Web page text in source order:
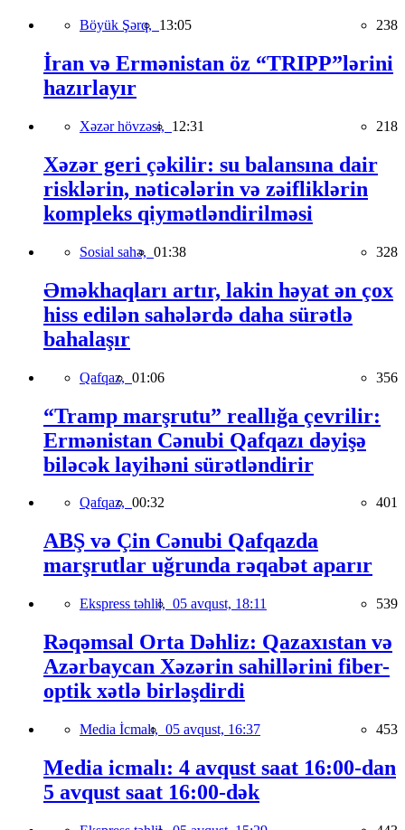
Böyük Şərq, 13:05 238
İran və Ermənistan öz “TRIPP”lərini
hazırlayır
Xəzər hövzəsi, 12:31 218
Xəzər geri çəkilir: su balansına dair
risklərin, nəticələrin və zəifliklərin
kompleks qiymətləndirilməsi
Sosial sahə, 01:38 328
Əməkhaqları artır, lakin həyat ən çox
hiss edilən sahələrdə daha sürətlə
bahalaşır
Qafqaz, 01:06 356
“Tramp marşrutu” reallığa çevrilir:
Ermənistan Cənubi Qafqazı dəyişə
biləcək layihəni sürətləndirir
Qafqaz, 00:32 401
ABŞ və Çin Cənubi Qafqazda
marşrutlar uğrunda rəqabət aparır
Ekspress təhlil, 05 avqust, 18:11 539
Rəqəmsal Orta Dəhliz: Qazaxıstan və
Azərbaycan Xəzərin sahillərini fiber-
optik xətlə birləşdirdi
Media İcmalı, 05 avqust, 16:37 453
Media icmalı: 4 avqust saat 16:00-dan
5 avqust saat 16:00-dək